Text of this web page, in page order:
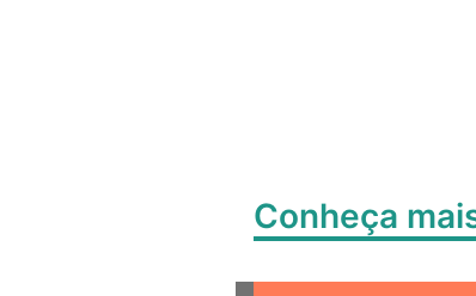
Conheça